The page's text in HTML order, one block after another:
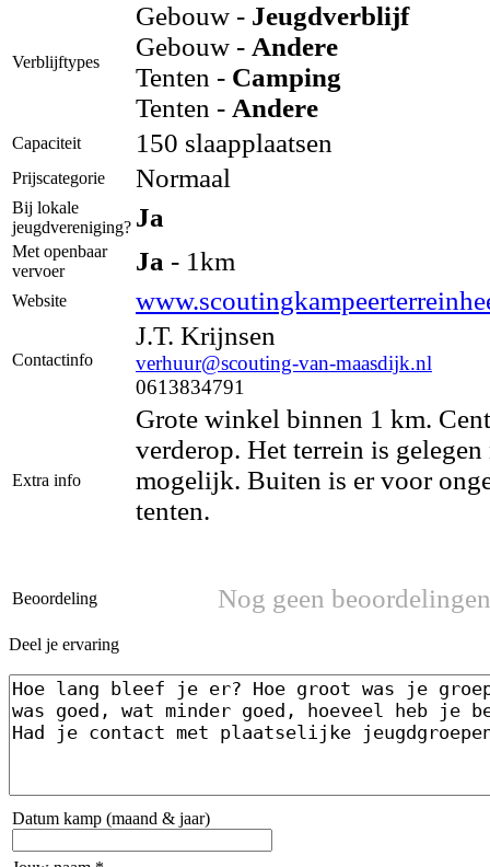
Verblijftypes
Gebouw - Jeugdverblijf
Gebouw - Andere
Tenten - Camping
Tenten - Andere
Capaciteit 150 slaapplaatsen
Prijscategorie Normaal
Bij lokale
jeugdvereniging? Ja
Met openbaar
vervoer
Ja - 1km
Website
Contactinfo
J.T. Krijnsen
verhuur@scouting-van-maasdijk.nl
0613834791
Extra info
Grote winkel binnen 1 km.
verderop. Het terrein is
mogelijk. Buiten is er voor
tenten.
Beoordeling Nog geen beoordelingen
Deel je ervaring
Datum kamp (maand & jaar)